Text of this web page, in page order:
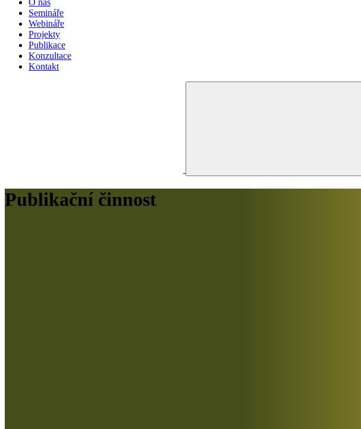
O nás
Semináře
Webináře
Projekty
Publikace
Konzultace
Kontakt
Publikační činnost